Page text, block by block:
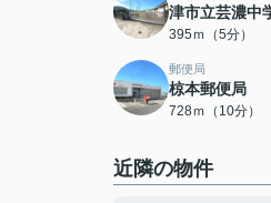
津市立芸濃中
395ｍ（5分）
郵便局
椋本郵便局
728ｍ（10分）
近隣の物件